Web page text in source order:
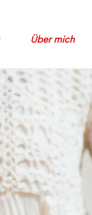
Über mich